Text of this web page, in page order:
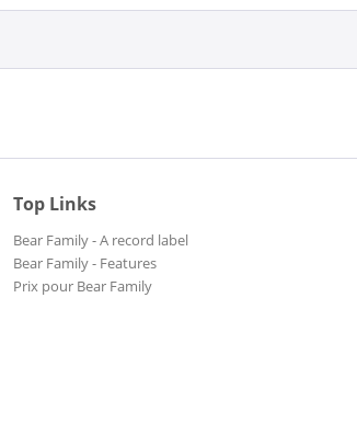
Top Links
Bear Family - A record label
Bear Family - Features
Prix pour Bear Family